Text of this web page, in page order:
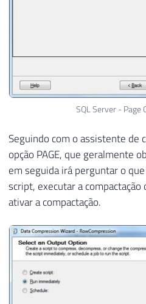
SQL Server - Page
Seguindo com o assistente de
opção PAGE, que geralmente
em seguida irá perguntar o
script, executar a
ativar a compactação.